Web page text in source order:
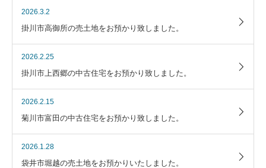
2026.3.2
掛川市高御所の売土地をお預かり致しました。
2026.2.25
掛川市上西郷の中古住宅をお預かり致しました。
2026.2.15
菊川市富田の中古住宅をお預かり致しました。
2026.1.28
袋井市堀越の売土地をお預かりいたしました。